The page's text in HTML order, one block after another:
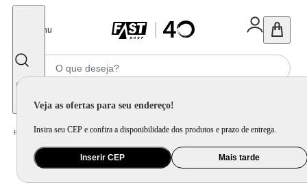
Menu
Veja as ofertas para seu endereço!
Insira seu CEP e confira a disponibilidade dos produtos e prazo de entrega.
Inserir CEP Mais tarde
Home Utilidade Doméstica Cozinha / Jogo de Panela e Panela Avulsa